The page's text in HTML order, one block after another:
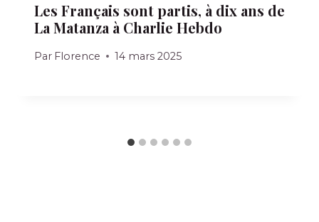
Les Français sont partis, à dix ans de
La Matanza à Charlie Hebdo
Par Florence 14 mars 2025